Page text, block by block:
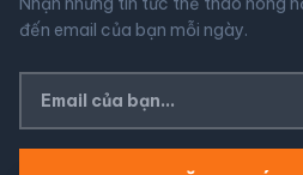
đến email của bạn mỗi ngày.